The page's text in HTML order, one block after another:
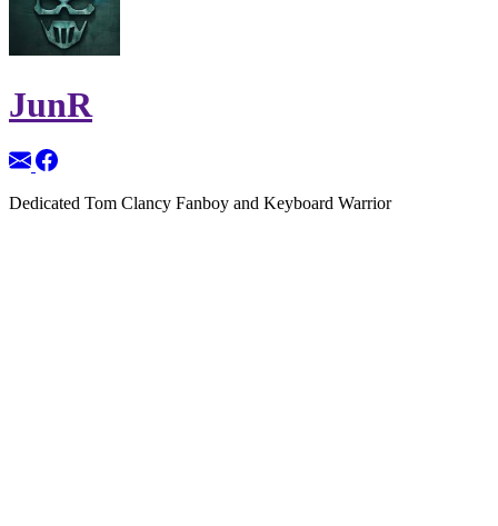
JunR
Dedicated Tom Clancy Fanboy and Keyboard Warrior